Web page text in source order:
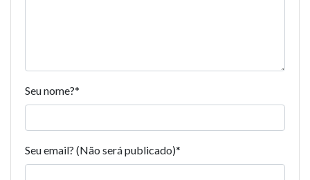
Seu nome?*
Seu email? (Não será publicado)*